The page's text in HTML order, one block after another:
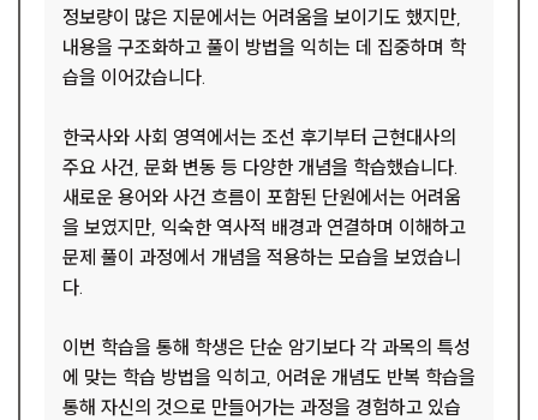
정보량이 많은 지문에서는 어려움을 보이기도 했지만,
내용을 구조화하고 풀이 방법을 익히는 데 집중하며 학
습을 이어갔습니다.
한국사와 사회 영역에서는 조선 후기부터 근현대사의
주요 사건, 문화 변동 등 다양한 개념을 학습했습니다.
새로운 용어와 사건 흐름이 포함된 단원에서는 어려움
을 보였지만, 익숙한 역사적 배경과 연결하며 이해하고
문제 풀이 과정에서 개념을 적용하는 모습을 보였습니
다.
이번 학습을 통해 학생은 단순 암기보다 각 과목의 특성
에 맞는 학습 방법을 익히고, 어려운 개념도 반복 학습을
통해 자신의 것으로 만들어가는 과정을 경험하고 있습